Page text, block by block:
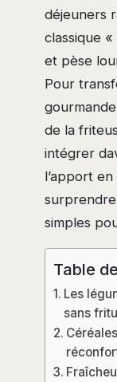
déjeuners
classique
et pèse
Pour
de la
intégrer
l’apport
simples
Table
Les
sans